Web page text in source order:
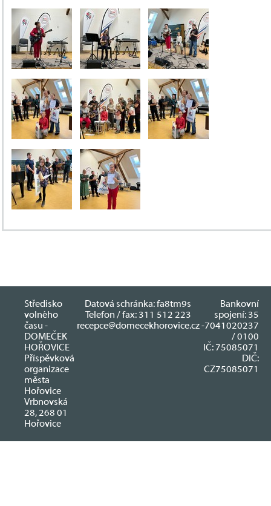
Středisko
volného
času -
DOMEČEK
HOŘOVICE
Příspěvková
organizace
města
Hořovice
Vrbnovská
28, 268 01
Hořovice
Datová schránka: fa8tm9s
Telefon / fax: 311 512 223
recepce@domecekhorovice.cz
Bankovní
spojení: 35
-7041020237
/ 0100
IČ: 75085071
DIČ:
CZ75085071